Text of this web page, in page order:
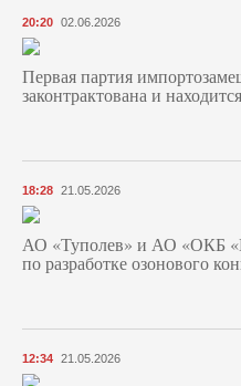
20:20 02.06.2026
Первая партия
законтрактована и
18:28 21.05.2026
АО «Туполев» и АО «ОКБ
по разработке озонового
12:34 21.05.2026